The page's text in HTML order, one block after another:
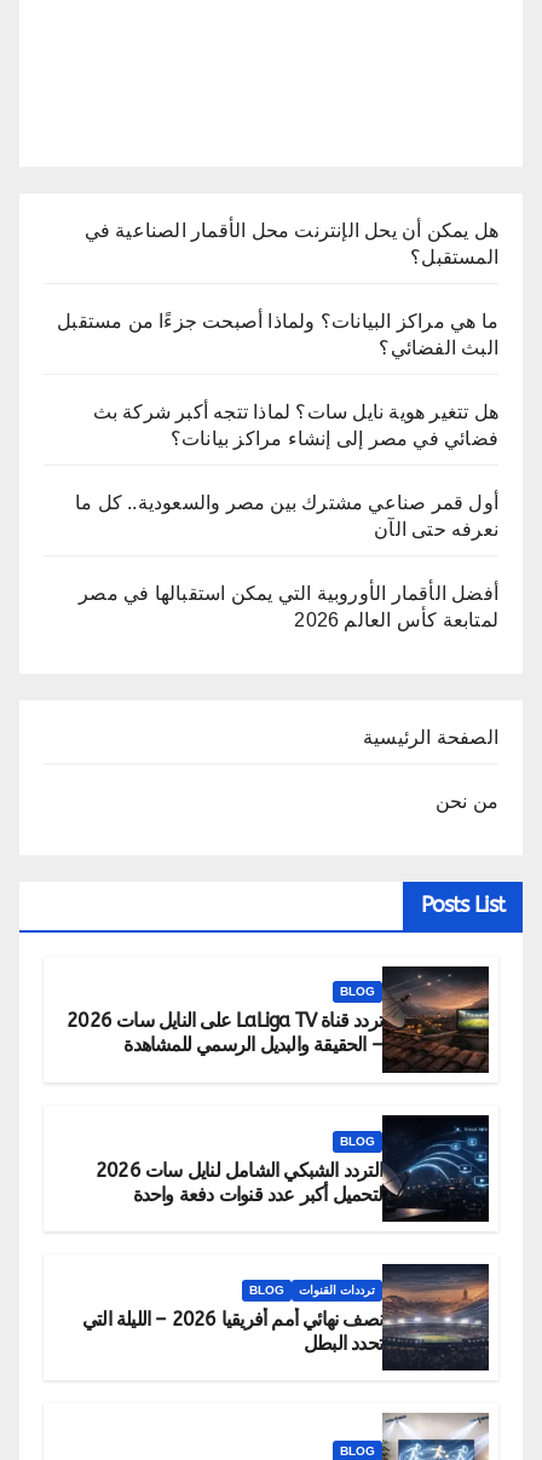
هل يمكن أن يحل الإنترنت محل الأقمار الصناعية في
المستقبل؟
ما هي مراكز البيانات؟ ولماذا أصبحت جزءًا من مستقبل
البث الفضائي؟
هل تتغير هوية نايل سات؟ لماذا تتجه أكبر شركة بث
فضائي في مصر إلى إنشاء مراكز بيانات؟
أول قمر صناعي مشترك بين مصر والسعودية.. كل ما
نعرفه حتى الآن
أفضل الأقمار الأوروبية التي يمكن استقبالها في مصر
لمتابعة كأس العالم 2026
الصفحة الرئيسية
من نحن
Posts List
BLOG
تردد قناة LaLiga TV على النايل سات 2026
– الحقيقة والبديل الرسمي للمشاهدة
BLOG
التردد الشبكي الشامل لنايل سات 2026
لتحميل أكبر عدد قنوات دفعة واحدة
ترددات القنوات BLOG
نصف نهائي أمم أفريقيا 2026 – الليلة التي
تحدد البطل
BLOG